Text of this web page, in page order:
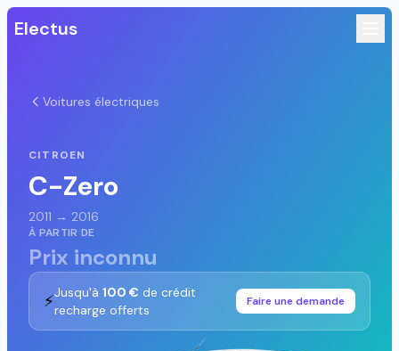
Electus
Voitures électriques
CITROEN
C-Zero
2011 → 2016
À PARTIR DE
Prix inconnu
⚡Jusqu'à 100 € de crédit
recharge offerts
Faire une demande